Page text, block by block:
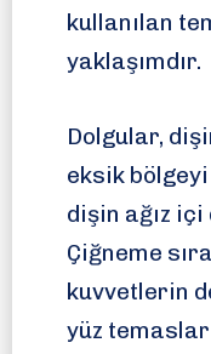
kullanılan
yaklaşımdır.
Dolgular,
eksik
dişin ağız
Çiğneme
kuvvetlerin
yüz